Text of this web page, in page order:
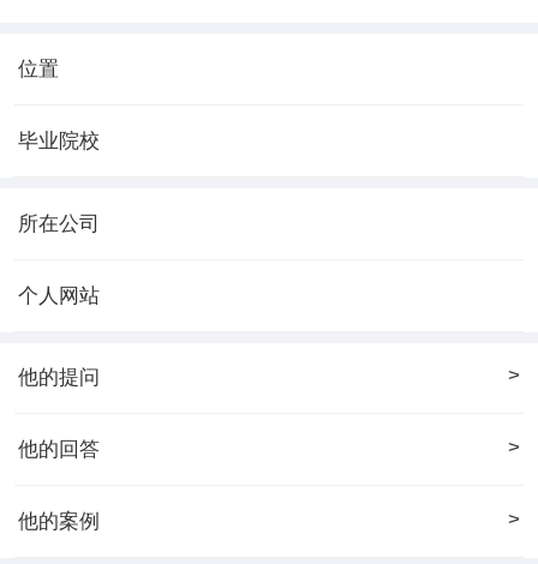
位置
毕业院校
所在公司
个人网站
他的提问 >
他的回答 >
他的案例 >